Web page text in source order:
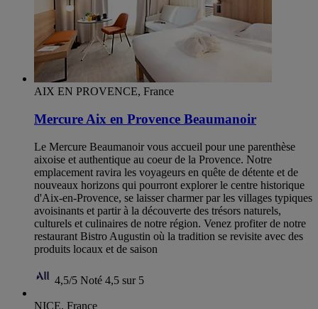
AIX EN PROVENCE, France
Mercure Aix en Provence Beaumanoir
Le Mercure Beaumanoir vous accueil pour une parenthèse
aixoise et authentique au coeur de la Provence. Notre
emplacement ravira les voyageurs en quête de détente et de
nouveaux horizons qui pourront explorer le centre historique
d'Aix-en-Provence, se laisser charmer par les villages typiques
avoisinants et partir à la découverte des trésors naturels,
culturels et culinaires de notre région. Venez profiter de notre
restaurant Bistro Augustin où la tradition se revisite avec des
produits locaux et de saison
4,5/5 Noté 4,5 sur 5
NICE, France